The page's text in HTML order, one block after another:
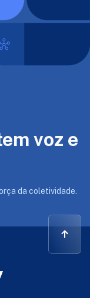
voz e
da coletividade.